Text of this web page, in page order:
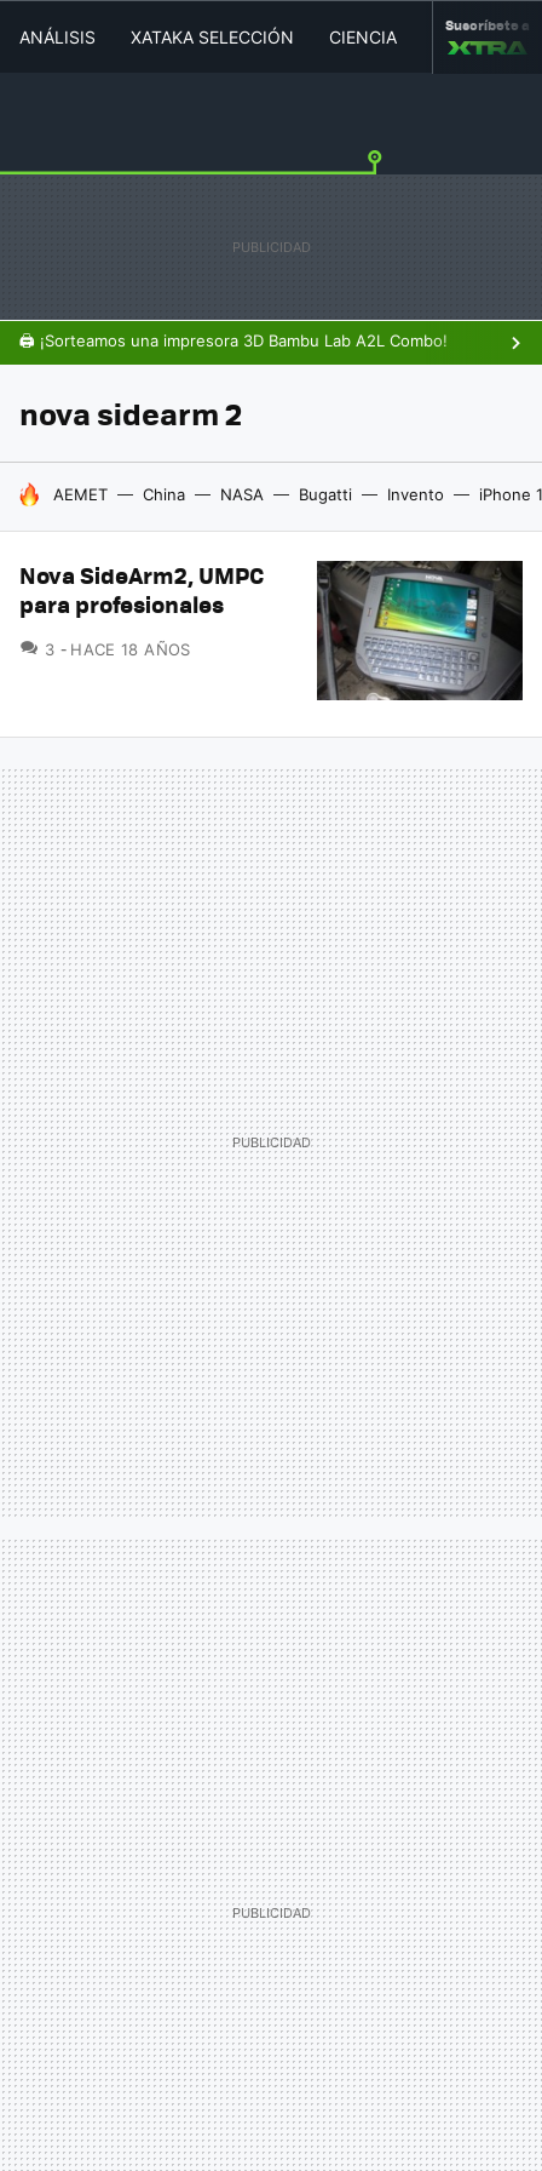
ANÁLISIS XATAKA SELECCIÓN CIENCIA MOVILIDAD
Suscríbete a
🖨️ ¡Sorteamos una impresora 3D Bambu Lab A2L Combo!
nova sidearm 2
HOY SE HABLA DE
AEMET China NASA Bugatti Invento iPhone
Nova SideArm2, UMPC
para profesionales
3 COMENTARIOS
HACE 18 AÑOS